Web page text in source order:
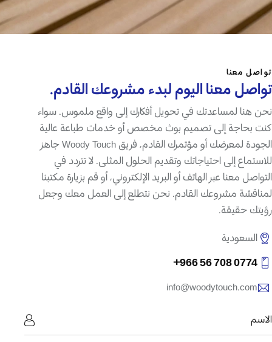
معنا
معنا اليوم لبدء مشروعك القادم.
هنا لمساعدتك في تحويل أفكارك إلى واقع ملموس. سواء
بحاجة إلى تصميم بوث مخصص أو خدمات طباعة عالية
الجودة لمعرضك أو مؤتمرك القادم، فريق Woody Touch جاهز
إلى احتياجاتك وتقديم الحلول المثلى. لا تتردد في
معنا عبر الهاتف أو البريد الإلكتروني، أو قم بزيارة مكتبنا
مشروعك القادم. نحن نتطلع إلى العمل معك وجعل
حقيقة.
السعودية
0774 708 56 966+
info@woodytouch.com